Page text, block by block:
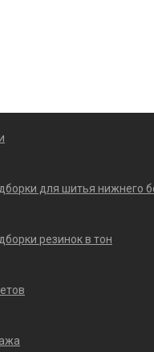
для шитья нижнего
резинок в тон